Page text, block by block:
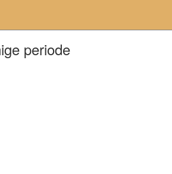
periode